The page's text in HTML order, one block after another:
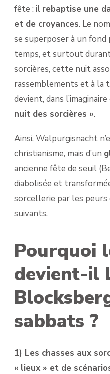
fête : il rebaptise une
et de croyances. Le
se superposer à un
temps, et surtout
sorcières, cette nuit
rassemblements et à la
devient, dans
nuit des sorcières ».
Ainsi, Walpurgisnacht
christianisme, mais d’un
ancienne fête de seuil
diabolisée et
sorcellerie par les peurs
suivants.
Pourquoi
devient-il
sabbats ?
1) Les chasses aux
« lieux » et de